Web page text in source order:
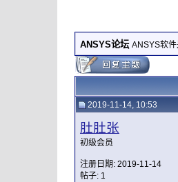
ANSYS论坛 ANSYS软
2019-11-14, 10:53
肚肚张
初级会员
注册日期: 2019-11-14
帖子: 1